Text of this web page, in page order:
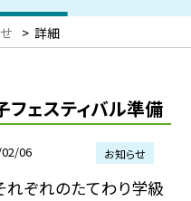
> 詳細
ェスティバル準備
06 お知らせ
れぞれのたてわり学級